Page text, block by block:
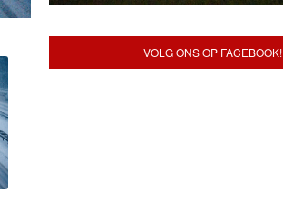
VOLG ONS OP FACEBOOK!